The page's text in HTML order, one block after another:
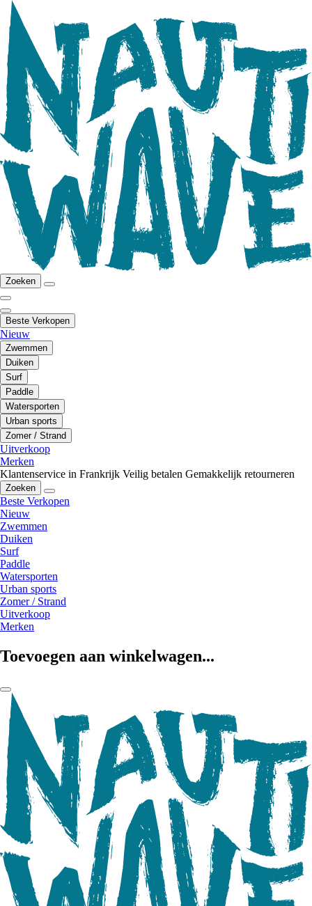
Zoeken
Beste Verkopen
Nieuw
Zwemmen
Duiken
Surf
Paddle
Watersporten
Urban sports
Zomer / Strand
Uitverkoop
Merken
Klantenservice in Frankrijk Veilig betalen Gemakkelijk retourneren
Zoeken
Beste Verkopen
Nieuw
Zwemmen
Duiken
Surf
Paddle
Watersporten
Urban sports
Zomer / Strand
Uitverkoop
Merken
Toevoegen aan winkelwagen...